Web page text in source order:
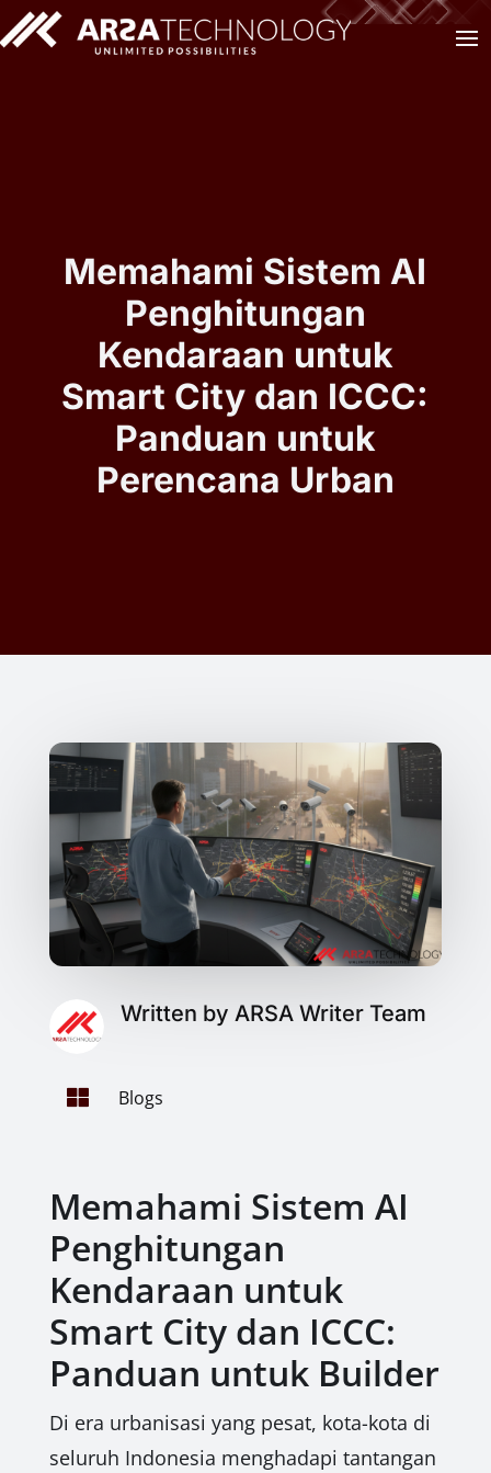
Memahami Sistem AI
Penghitungan
Kendaraan untuk
Smart City dan ICCC:
Panduan untuk
Perencana Urban
Written by ARSA Writer Team
 Blogs
Memahami Sistem AI
Penghitungan
Kendaraan untuk
Smart City dan ICCC:
Panduan untuk Builder
Di era urbanisasi yang pesat, kota-kota di
seluruh Indonesia menghadapi tantangan